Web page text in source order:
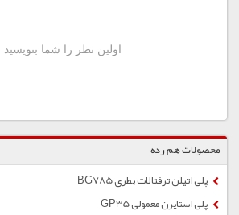
محصولات هم رده
پلی اتیلن ترفتالات بطری BG785
پلی استایرن معمولی GP35